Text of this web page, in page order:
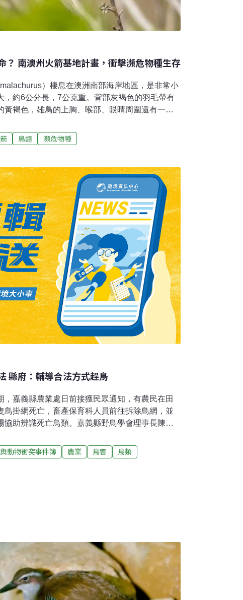
？ 南澳州火箭基地計畫，衝擊瀕危物種生存
）棲息在澳洲南部海岸地區，是非常小
，約6公分長，7公克重。背部灰褐色的羽毛帶有
黃褐色，雄鳥的上胸、喉部、眼睛周圍還有一抹
通過的興建火箭發射基地計畫將讓牠們的棲地
火箭基地開發敲警鐘南方鶓鷯鶯廣泛分布於澳
Eyre Peninsula）的亞種僅剩750隻，分布在11個
Whalers Way）是關鍵地點。因此，澳洲2024年
Launch）在威爾斯灣建造永久火箭發射基地
南方鶓鷯鶯生活在石楠地（heathlands），擅長
鳥類 瀕危物種
縣府：輔導合法方式趕鳥
，嘉義縣農業處日前接獲民眾通知，有農民在田
鳥掛網死亡，畜產保育科人員前往拆除鳥網，並
協助辨識死亡鳥類。嘉義縣野鳥學會理事長陳建
斑文鳥、灰頭椋鳥與麻雀，都不是保育類。畜
示，未經許可私自架設鳥網，已觸犯動保法規
銷毀網具，農民也可能被處以新台幣6萬元以上
動物衝突事件簿 農業 鳥害
鳥類